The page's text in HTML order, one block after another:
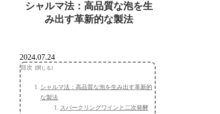
シャルマ法：高品質な泡を生
み出す革新的な製法
2024.07.24
目次
シャルマ法：高品質な泡を生み出す革新的
な製法
スパークリングワインと二次発酵